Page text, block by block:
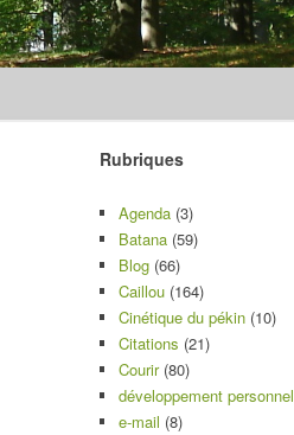
Rubriques
Agenda (3)
Batana (59)
Blog (66)
Caillou (164)
Cinétique du pékin (10)
Citations (21)
Courir(80)
développement personnel
e-mail (8)